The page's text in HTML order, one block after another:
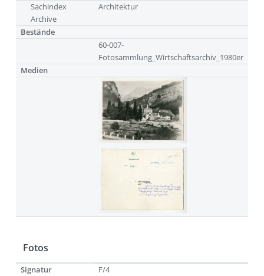
Sachindex
Archive
Architektur
Bestände
60-007-
Fotosammlung_Wirtschaftsarchiv_1980er
Medien
Fotos
Signatur
F/4